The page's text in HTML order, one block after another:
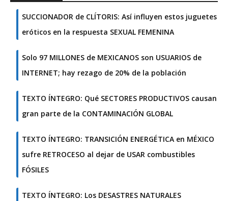
SUCCIONADOR de CLÍTORIS: Así influyen estos juguetes
eróticos en la respuesta SEXUAL FEMENINA
Solo 97 MILLONES de MEXICANOS son USUARIOS de
INTERNET; hay rezago de 20% de la población
TEXTO ÍNTEGRO: Qué SECTORES PRODUCTIVOS causan
gran parte de la CONTAMINACIÓN GLOBAL
TEXTO ÍNTEGRO: TRANSICIÓN ENERGÉTICA en MÉXICO
sufre RETROCESO al dejar de USAR combustibles
FÓSILES
TEXTO ÍNTEGRO: Los DESASTRES NATURALES